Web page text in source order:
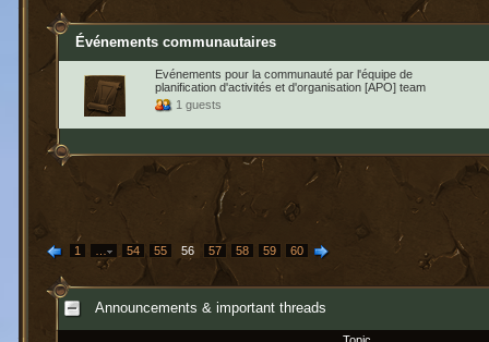
Événements communautaires
Evénements pour la communauté par l'équipe de
planification d'activités et d'organisation [APO] team
1 guests
1 … 54 55 56 57 58 59 60
Announcements & important threads